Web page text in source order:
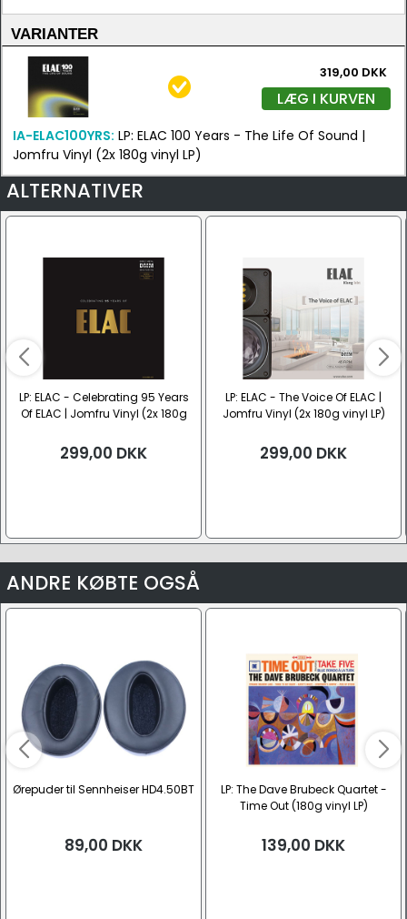
VARIANTER
319,00 DKK
LÆG I KURVEN
IA-ELAC100YRS: LP: ELAC 100 Years - The Life Of Sound |
Jomfru Vinyl (2x 180g vinyl LP)
ALTERNATIVER
LP: ELAC - Celebrating 95 Years
Of ELAC | Jomfru Vinyl (2x 180g
299,00 DKK
LP: ELAC - The Voice Of ELAC |
Jomfru Vinyl (2x 180g vinyl LP)
299,00 DKK
ANDRE KØBTE OGSÅ
Ørepuder til Sennheiser HD4.50BT
89,00 DKK
LP: The Dave Brubeck Quartet -
Time Out (180g vinyl LP)
139,00 DKK